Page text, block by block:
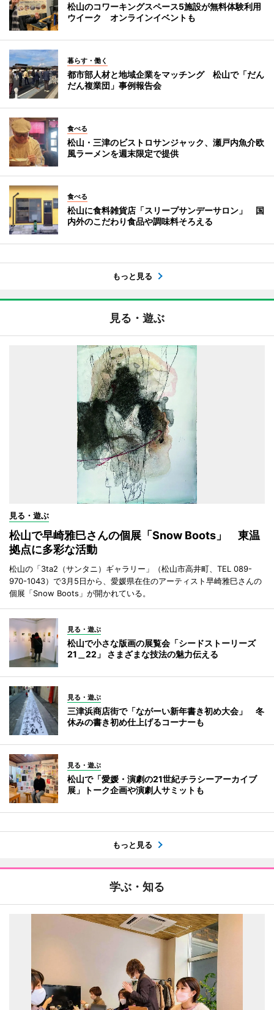
松山のコワーキングスペース5施設が無料体験利用
ウイーク オンラインイベントも
暮らす・働く
都市部人材と地域企業をマッチング 松山で「だん
だん複業団」事例報告会
食べる
松山・三津のビストロサンジャック、瀬戸内魚介欧
風ラーメンを週末限定で提供
食べる
松山に食料雑貨店「スリープサンデーサロン」 国
内外のこだわり食品や調味料そろえる
もっと見る
見る・遊ぶ
見る・遊ぶ
松山で早崎雅巳さんの個展「Snow Boots」 東温
拠点に多彩な活動
松山の「3ta2（サンタニ）ギャラリー」（松山市高井町、TEL 089-
970-1043）で3月5日から、愛媛県在住のアーティスト早崎雅巳さんの
個展「Snow Boots」が開かれている。
見る・遊ぶ
松山で小さな版画の展覧会「シードストーリーズ
21＿22」 さまざまな技法の魅力伝える
見る・遊ぶ
三津浜商店街で「ながーい新年書き初め大会」 冬
休みの書き初め仕上げるコーナーも
見る・遊ぶ
松山で「愛媛・演劇の21世紀チラシーアーカイブ
展」トーク企画や演劇人サミットも
もっと見る
学ぶ・知る